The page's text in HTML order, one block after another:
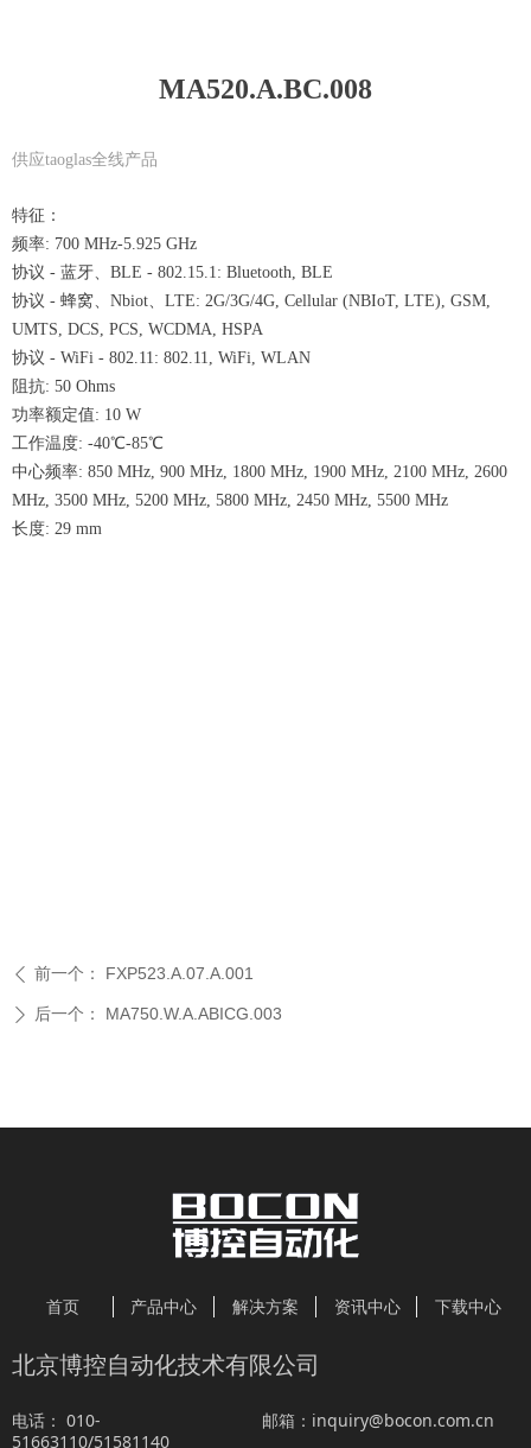
MA520.A.BC.008
供应taoglas全线产品
ꄴ 前一个： FXP523.A.07.A.001
ꄲ 后一个： MA750.W.A.ABICG.003
特征：
频率: 700 MHz-5.925 GHz
协议 - 蓝牙、BLE - 802.15.1: Bluetooth, BLE
协议 - 蜂窝、Nbiot、LTE: 2G/3G/4G, Cellular (NBIoT, LTE), GSM,
UMTS, DCS, PCS, WCDMA, HSPA
协议 - WiFi - 802.11: 802.11, WiFi, WLAN
阻抗: 50 Ohms
功率额定值: 10 W
工作温度: -40℃-85℃
中心频率: 850 MHz, 900 MHz, 1800 MHz, 1900 MHz, 2100 MHz, 2600
MHz, 3500 MHz, 5200 MHz, 5800 MHz, 2450 MHz, 5500 MHz
长度: 29 mm
首页 产品中心 解决方案 资讯中心 下载中心
北京博控自动化技术有限公司
电话： 010-
51663110/51581140
邮箱： inquiry@bocon.com.cn